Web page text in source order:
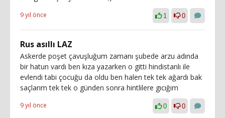
9 yıl önce 1 0
Rus asıllı LAZ
Askerde poşet çavuşluğum zamanı şubede arzu adında
bir hatun vardı ben kıza yazarken o gitti hindistanlı ile
evlendi tabi çocuğu da oldu ben halen tek tek ağardı bak
saçlarım tek tek o günden sonra hintlilere gıcığım
9 yıl önce 0 0